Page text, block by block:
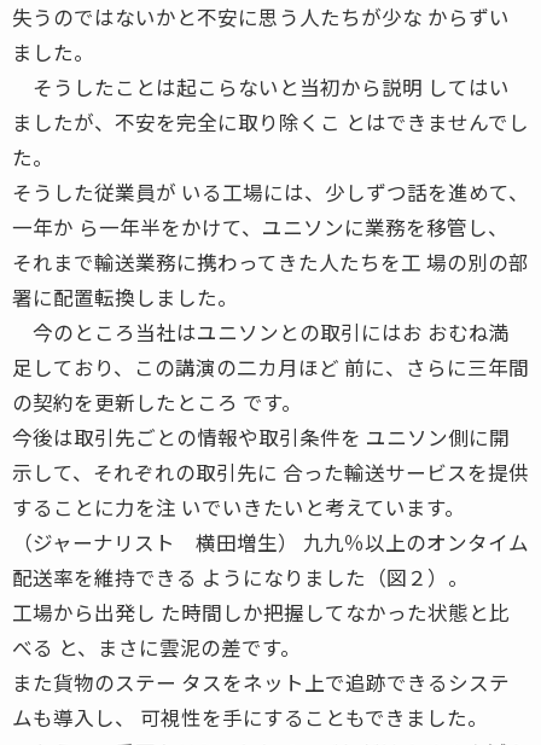
失うのではないかと不安に思う人たちが少な からずい
ました。
そうしたことは起こらないと当初から説明 してはい
ましたが、不安を完全に取り除くこ とはできませんでし
た。
そうした従業員が いる工場には、少しずつ話を進めて、
一年か ら一年半をかけて、ユニソンに業務を移管し、
それまで輸送業務に携わってきた人たちを工 場の別の部
署に配置転換しました。
今のところ当社はユニソンとの取引にはお おむね満
足しており、この講演の二カ月ほど 前に、さらに三年間
の契約を更新したところ です。
今後は取引先ごとの情報や取引条件を ユニソン側に開
示して、それぞれの取引先に 合った輸送サービスを提供
することに力を注 いでいきたいと考えています。
（ジャーナリスト 横田増生） 九九％以上のオンタイム
配送率を維持できる ようになりました（図２）。
工場から出発し た時間しか把握してなかった状態と比
べる と、まさに雲泥の差です。
また貨物のステー タスをネット上で追跡できるシステ
ムも導入し、 可視性を手にすることもできました。